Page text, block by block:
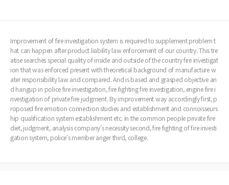
Improvement of fire investigation system is required to supplement problem t
hat can happen after product liability law enforcement of our country. This tre
atise searches special quality of inside and outside of the country fire investigat
ion that was enforced present with theoretical background of manufacture w
ater responsibility law and compared. And is based and grasped objective an
d hangup in police fire investigation, fire fighting fire investigation, engine fire i
nvestigation of private fire judgment. By improvement way accordingly first, p
roposed fire emotion connection studies and establishment and connoisseurs
hip qualification system establishment etc. in the common people private fire
diet, judgment, analysis company's necessity second, fire fighting of fire investi
gation system, police's member anger third, college.